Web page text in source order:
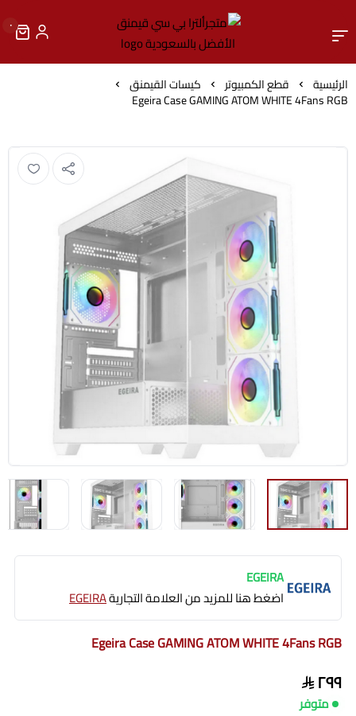
متجرألترا بي سي قيمنق
٠
الرئيسية قطع الكمبيوتر كيسات القيمنق
Egeira Case GAMING ATOM WHITE 4Fans RGB
EGEIRA
اضغط هنا للمزيد من العلامة التجاريةEGEIRA
Egeira Case GAMING ATOM WHITE 4Fans RGB
٢٩٩
متوفر